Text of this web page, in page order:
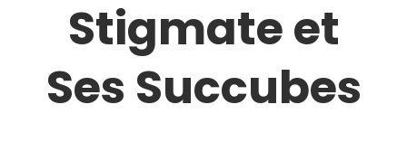
Stigmate et
Ses Succubes